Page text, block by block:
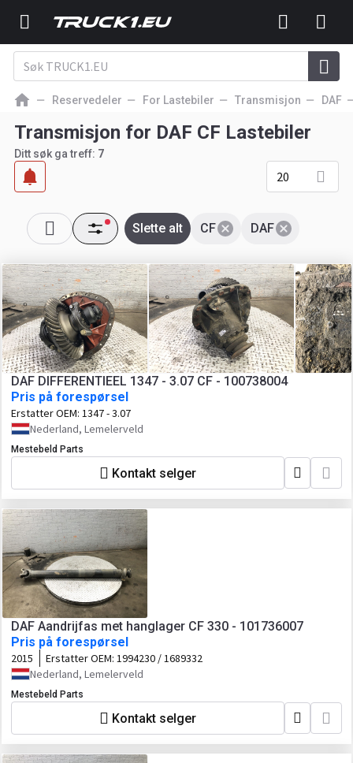
Reservedeler For Lastebiler Transmisjon DAF
Transmisjon for DAF CF Lastebiler
Ditt søk ga treff: 7
20
DAF
CF
Slette alt
DAF DIFFERENTIEEL 1347 - 3.07 CF - 100738004
Pris på forespørsel
Erstatter OEM: 1347 - 3.07
Nederland, Lemelerveld
Mestebeld Parts
Kontakt selger
DAF Aandrijfas met hanglager CF 330 - 101736007
Pris på forespørsel
2015 Erstatter OEM: 1994230 / 1689332
Nederland, Lemelerveld
Mestebeld Parts
Kontakt selger